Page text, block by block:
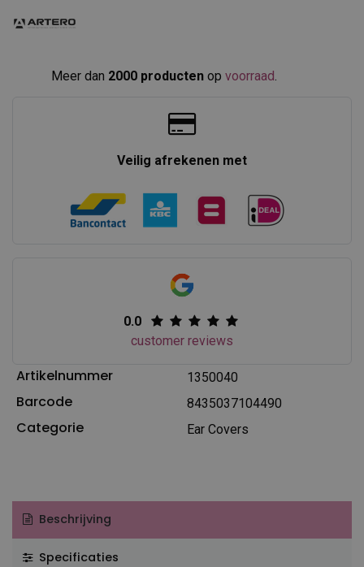
Meer dan 2000 producten op voorraad
Veilig afrekenen met
0.0
customer reviews
Artikelnummer 1350040
Barcode 8435037104490
Categorie Ear Covers
Beschrijving
Specificaties